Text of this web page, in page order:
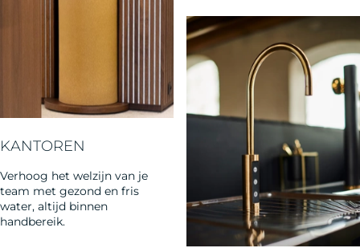
KANTOREN
Verhoog het welzijn van je
team met gezond en fris
water, altijd binnen
handbereik.